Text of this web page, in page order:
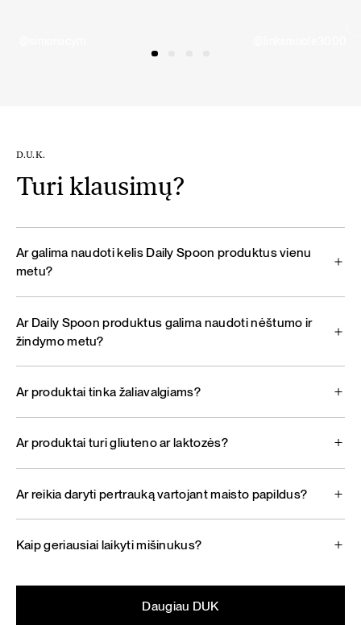
D.U.K.
Turi klausimų?
Ar galima naudoti kelis Daily Spoon produktus vienu
metu?
Ar Daily Spoon produktus galima naudoti nėštumo ir
žindymo metu?
Ar produktai tinka žaliavalgiams?
Ar produktai turi gliuteno ar laktozės?
Ar reikia daryti pertrauką vartojant maisto papildus?
Kaip geriausiai laikyti mišinukus?
Daugiau DUK